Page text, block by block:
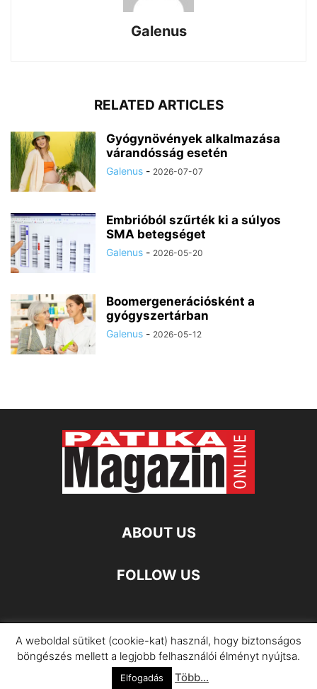
Galenus
RELATED ARTICLES
Gyógynövények alkalmazása
várandósság esetén
Galenus - 2026-07-07
Embrióból szűrték ki a súlyos
SMA betegséget
Galenus - 2026-05-20
Boomergenerációsként a
gyógyszertárban
Galenus - 2026-05-12
ABOUT US
FOLLOW US
Impresszum Adatkezelési Információ
©
A weboldal sütiket (cookie-kat) használ, hogy biztonságos
böngészés mellett a legjobb felhasználói élményt nyújtsa.
Elfogadás Több...